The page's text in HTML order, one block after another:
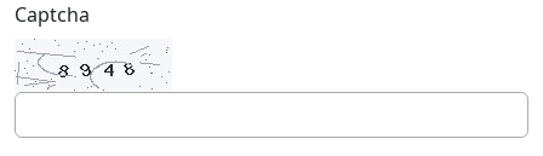
Captcha